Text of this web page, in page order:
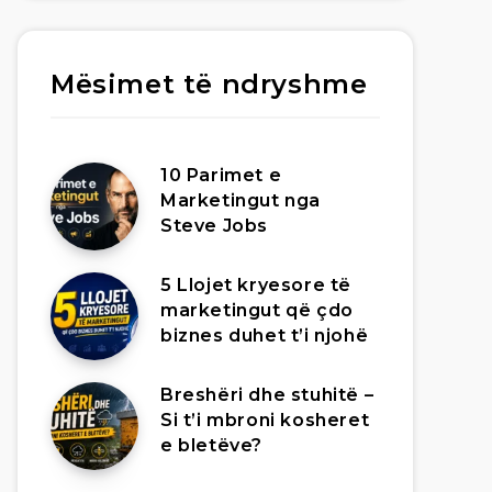
Mësimet të ndryshme
10 Parimet e
Marketingut nga
Steve Jobs
5 Llojet kryesore të
marketingut që çdo
biznes duhet t’i njohë
Breshëri dhe stuhitë –
Si t’i mbroni kosheret
e bletëve?